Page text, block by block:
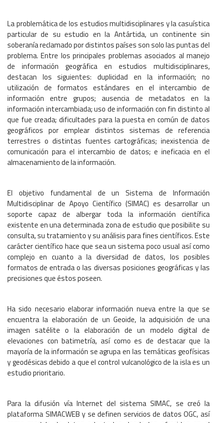
La problemática de los estudios multidisciplinares y la casuística
particular de su estudio en la Antártida, un continente sin
soberanía reclamado por distintos países son solo las puntas del
problema. Entre los principales problemas asociados al manejo
de información geográfica en estudios multidisciplinares,
destacan los siguientes: duplicidad en la información; no
utilización de formatos estándares en el intercambio de
información entre grupos; ausencia de metadatos en la
información intercambiada; uso de información con fin distinto al
que fue creada; dificultades para la puesta en común de datos
geográficos por emplear distintos sistemas de referencia
terrestres o distintas fuentes cartográficas; inexistencia de
comunicación para el intercambio de datos; e ineficacia en el
almacenamiento de la información.
El objetivo fundamental de un Sistema de Información
Multidisciplinar de Apoyo Científico (SIMAC) es desarrollar un
soporte capaz de albergar toda la información científica
existente en una determinada zona de estudio que posibilite su
consulta, su tratamiento y su análisis para fines científicos. Este
carácter científico hace que sea un sistema poco usual así como
complejo en cuanto a la diversidad de datos, los posibles
formatos de entrada o las diversas posiciones geográficas y las
precisiones que éstos poseen.
Ha sido necesario elaborar información nueva entre la que se
encuentra la elaboración de un Geoide, la adquisición de una
imagen satélite o la elaboración de un modelo digital de
elevaciones con batimetría, así como es de destacar que la
mayoría de la información se agrupa en las temáticas geofísicas
y geodésicas debido a que el control vulcanológico de la isla es un
estudio prioritario.
Para la difusión vía Internet del sistema SIMAC, se creó la
plataforma SIMACWEB y se definen servicios de datos OGC, así